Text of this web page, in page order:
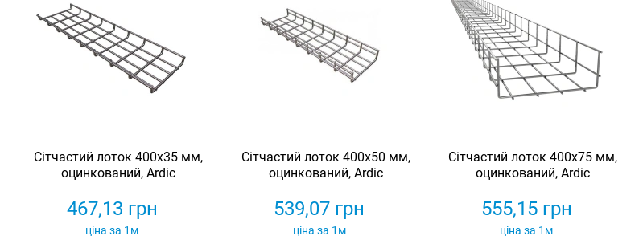
Сітчастий лоток 400х35 мм,
оцинкований, Ardic
467,13 грн
ціна за 1м
Сітчастий лоток 400х50 мм,
оцинкований, Ardic
539,07 грн
ціна за 1м
Сітчастий лоток 400х75 мм,
оцинкований, Ardic
555,15грн
ціна за 1м